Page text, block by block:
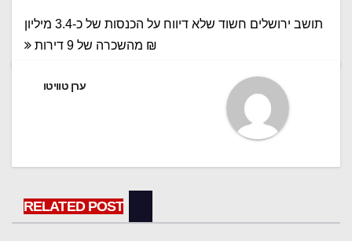
ניווט
תושב ירושלים חשוד שלא דיווח על הכנסות של כ-3.4 מיליון
₪ מהשכרה של 9 דירות
ערן טוויטו
RELATED POST